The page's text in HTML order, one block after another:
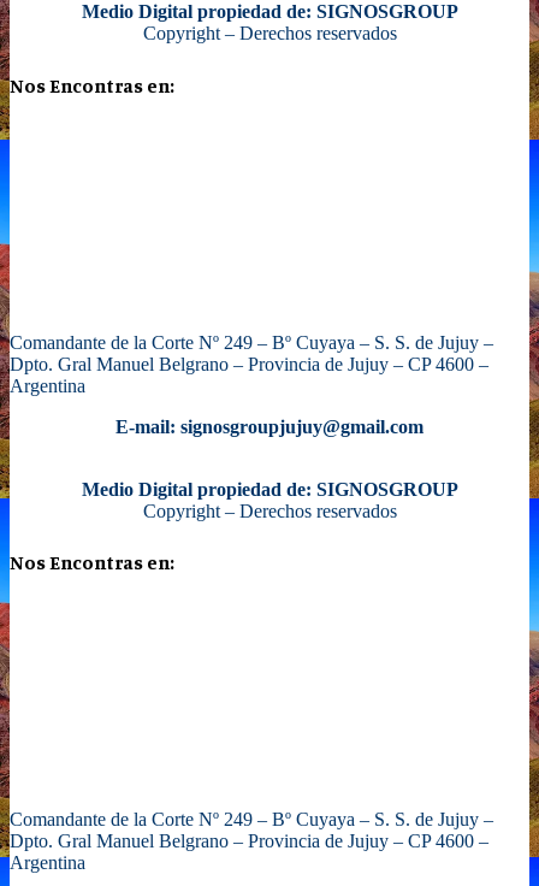
Medio Digital propiedad de: SIGNOSGROUP
Copyright – Derechos reservados
Nos Encontras en:
Comandante de la Corte Nº 249 – Bº Cuyaya – S. S. de Jujuy –
Dpto. Gral Manuel Belgrano – Provincia de Jujuy – CP 4600 –
Argentina
E-mail: signosgroupjujuy@gmail.com
Medio Digital propiedad de: SIGNOSGROUP
Copyright – Derechos reservados
Nos Encontras en:
Comandante de la Corte Nº 249 – Bº Cuyaya – S. S. de Jujuy –
Dpto. Gral Manuel Belgrano – Provincia de Jujuy – CP 4600 –
Argentina